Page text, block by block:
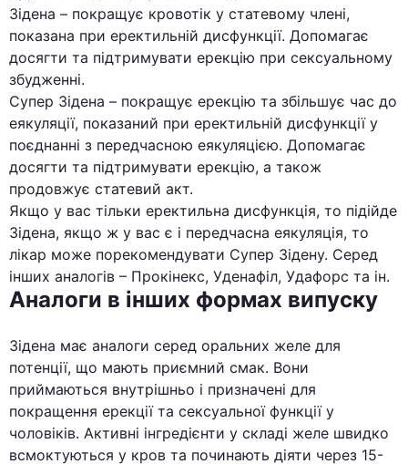
Зідена – покращує кровотік у статевому члені,
показана при еректильній дисфункції. Допомагає
досягти та підтримувати ерекцію при сексуальному
збудженні.
Супер Зідена – покращує ерекцію та збільшує час до
еякуляції, показаний при еректильній дисфункції у
поєднанні з передчасною еякуляцією. Допомагає
досягти та підтримувати ерекцію, а також
продовжує статевий акт.
Якщо у вас тільки еректильна дисфункція, то підійде
Зідена, якщо ж у вас є і передчасна еякуляція, то
лікар може порекомендувати Супер Зідену. Серед
інших аналогів – Прокінекс, Уденафіл, Удафорс та ін.
Аналоги в інших формах випуску
Зідена має аналоги серед оральних желе для
потенції, що мають приємний смак. Вони
приймаються внутрішньо і призначені для
покращення ерекції та сексуальної функції у
чоловіків. Активні інгредієнти у складі желе швидко
всмоктуються у кров та починають діяти через 15-